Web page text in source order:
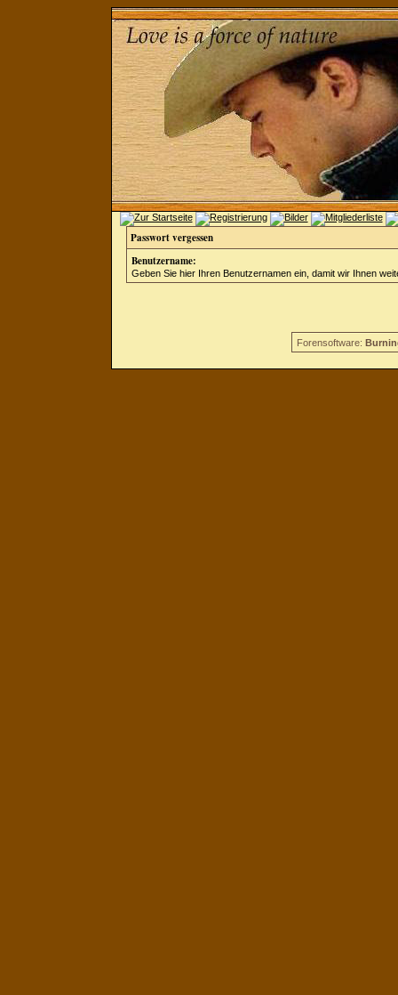
Passwort vergessen
Benutzername:
Geben Sie hier Ihren Benutzernamen ein, damit wir Ihnen
Forensoftware: